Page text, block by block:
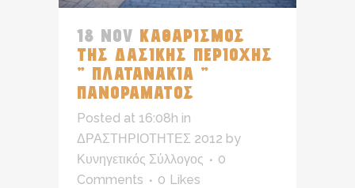
18 NOV ΚΑΘΑΡΙΣΜΟΣ
ΤΗΣ ΔΑΣΙΚΗΣ ΠΕΡΙΟΧΗΣ
” ΠΛΑΤΑΝΑΚΙΑ ”
ΠΑΝΟΡΑΜΑΤΟΣ
Posted at 16:08h in
ΔΡΑΣΤΗΡΙΟΤΗΤΕΣ 2012 by
Κυνηγετικός Σύλλογος
0
Comments
0 Likes